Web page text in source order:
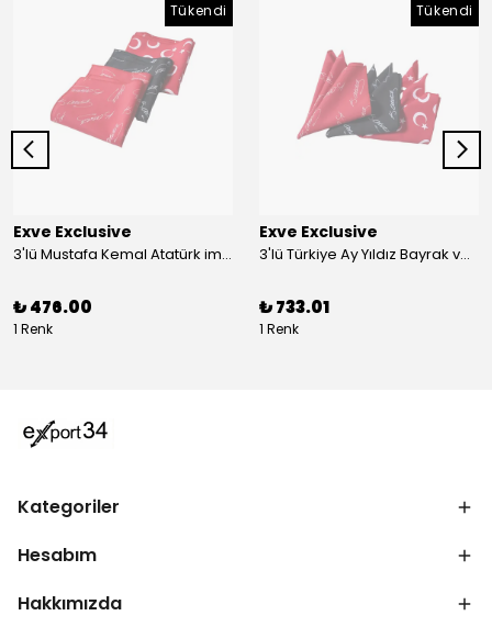
Tükendi
Exve Exclusive
3'lü Mustafa Kemal Atatürk imzalı ve Türkiye Ay Yıldız Bayraklı Kadın Fular Seti
₺ 476.00
1 Renk
Tükendi
Exve Exclusive
3'lü Türkiye Ay Yıldız Bayrak ve Mustafa Kemal Atatürk imzalı Kırmızı Siyah Yaka Mendili Seti
₺ 733.01
1 Renk
Kategoriler
Hesabım
Hakkımızda